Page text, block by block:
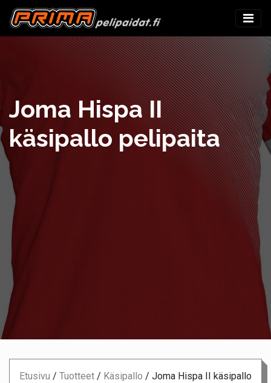
Joma Hispa II
käsipallo pelipaita
Etusivu / Tuotteet / Käsipallo / Joma Hispa II käsipallo